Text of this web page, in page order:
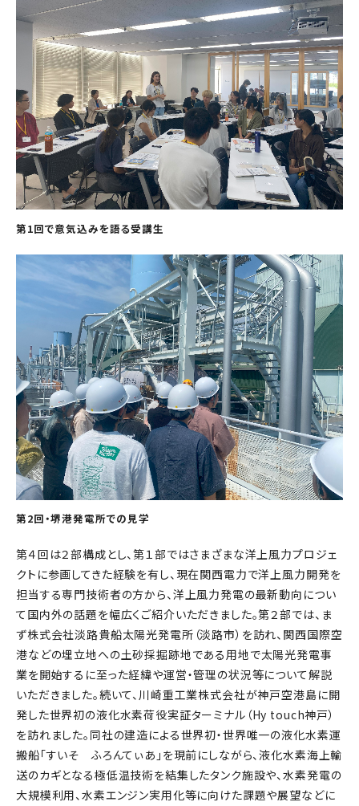
第1回で意気込みを語る受講生
第2回・堺港発電所での見学
第４回は２部構成とし、第１部ではさまざまな洋上風力プロジェ
クトに参画してきた経験を有し、現在関西電力で洋上風力開発を
担当する専門技術者の方から、洋上風力発電の最新動向につい
て国内外の話題を幅広くご紹介いただきました。第２部では、ま
ず株式会社淡路貴船太陽光発電所（淡路市）を訪れ、関西国際空
港などの埋立地への土砂採掘跡地である用地で太陽光発電事
業を開始するに至った経緯や運営・管理の状況等について解説
いただきました。続いて、川崎重工業株式会社が神戸空港島に開
発した世界初の液化水素荷役実証ターミナル（Hy touch神戸）
を訪れました。同社の建造による世界初・世界唯一の液化水素運
搬船「すいそ ふろんてぃあ」を現前にしながら、液化水素海上輸
送のカギとなる極低温技術を結集したタンク施設や、水素発電の
大規模利用、水素エンジン実用化等に向けた課題や展望などに